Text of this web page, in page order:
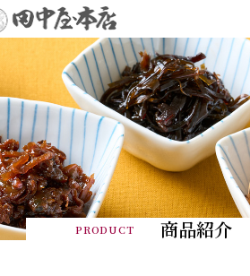
PRODUCT 商品紹介